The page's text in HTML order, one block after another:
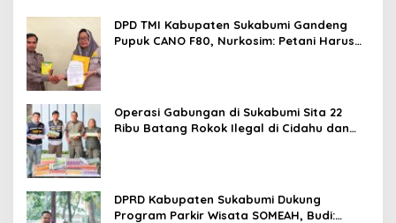
DPD TMI Kabupaten Sukabumi Gandeng
Pupuk CANO F80, Nurkosim: Petani Harus
Operasi Gabungan di Sukabumi Sita 22
Ribu Batang Rokok Ilegal di Cidahu dan
DPRD Kabupaten Sukabumi Dukung
Program Parkir Wisata SOMEAH, Budi: